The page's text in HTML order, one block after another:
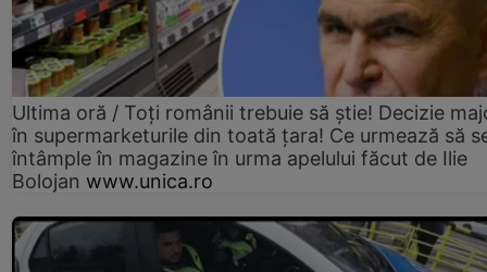
Ultima oră / Toți românii trebuie să știe! Decizie
în supermarketurile din toată țara! Ce urmează să
întâmple în magazine în urma apelului făcut de Ilie
Bolojan www.unica.ro